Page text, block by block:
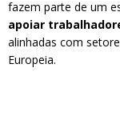
fazem parte de um
apoiar
alinhadas com
Europeia.